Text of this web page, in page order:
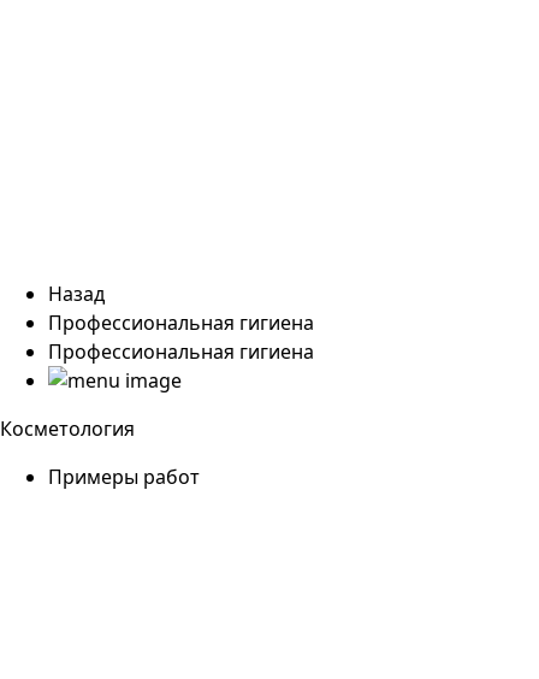
Назад
Профессиональная гигиена
Профессиональная гигиена
Косметология
Примеры работ